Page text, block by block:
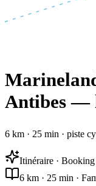
Antibes —
6 km · 25 min · piste
Itinéraire ·
6 km · 25 min ·